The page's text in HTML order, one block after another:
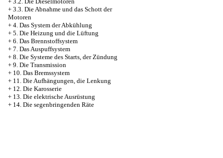
+ 3.3. Die Abnahme und das Schott der
Motoren
+ 4. Das System der Abkühlung
+ 5. Die Heizung und die Lüftung
+ 6. Das Brennstoffsystem
+ 7. Das Auspuffsystem
+ 8. Die Systeme des Starts, der Zündung
+ 9. Die Transmission
+ 10. Das Bremssystem
+ 11. Die Aufhängungen, die Lenkung
+ 12. Die Karosserie
+ 13. Die elektrische Ausrüstung
+ 14. Die segenbringenden Räte